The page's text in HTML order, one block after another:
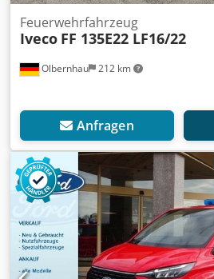
Olbernhau 212 km
Feuerwehrfahrzeug
Iveco FF 135E22 LF16/22
Anfragen